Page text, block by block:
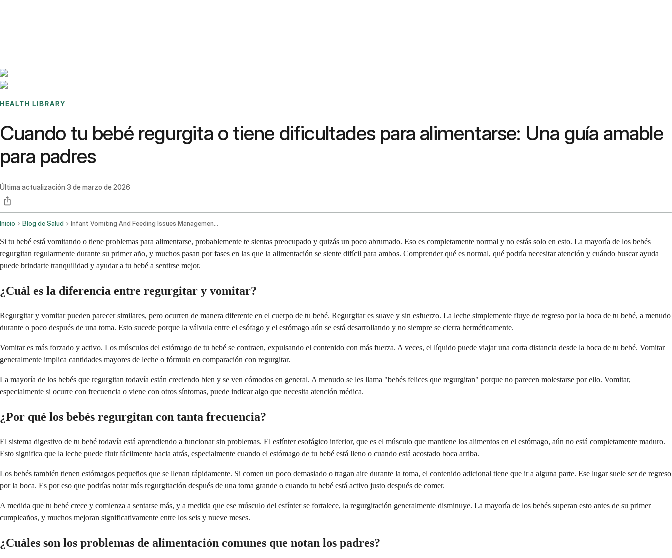
HEALTH LIBRARY
Cuando tu bebé regurgita o tiene dificultades para alimentarse: Una guía amable
para padres
Última actualización 3 de marzo de 2026
Inicio Blog de Salud Infant Vomiting And Feeding Issues Management And When To Seek Help
Si tu bebé está vomitando o tiene problemas para alimentarse, probablemente te sientas preocupado y quizás un poco abrumado. Eso es completamente normal y no estás solo en esto. La mayoría de los bebés
regurgitan regularmente durante su primer año, y muchos pasan por fases en las que la alimentación se siente difícil para ambos. Comprender qué es normal, qué podría necesitar atención y cuándo buscar ayuda
puede brindarte tranquilidad y ayudar a tu bebé a sentirse mejor.
¿Cuál es la diferencia entre regurgitar y vomitar?
Regurgitar y vomitar pueden parecer similares, pero ocurren de manera diferente en el cuerpo de tu bebé. Regurgitar es suave y sin esfuerzo. La leche simplemente fluye de regreso por la boca de tu bebé, a menudo
durante o poco después de una toma. Esto sucede porque la válvula entre el esófago y el estómago aún se está desarrollando y no siempre se cierra herméticamente.
Vomitar es más forzado y activo. Los músculos del estómago de tu bebé se contraen, expulsando el contenido con más fuerza. A veces, el líquido puede viajar una corta distancia desde la boca de tu bebé. Vomitar
generalmente implica cantidades mayores de leche o fórmula en comparación con regurgitar.
La mayoría de los bebés que regurgitan todavía están creciendo bien y se ven cómodos en general. A menudo se les llama "bebés felices que regurgitan" porque no parecen molestarse por ello. Vomitar,
especialmente si ocurre con frecuencia o viene con otros síntomas, puede indicar algo que necesita atención médica.
¿Por qué los bebés regurgitan con tanta frecuencia?
El sistema digestivo de tu bebé todavía está aprendiendo a funcionar sin problemas. El esfínter esofágico inferior, que es el músculo que mantiene los alimentos en el estómago, aún no está completamente maduro.
Esto significa que la leche puede fluir fácilmente hacia atrás, especialmente cuando el estómago de tu bebé está lleno o cuando está acostado boca arriba.
Los bebés también tienen estómagos pequeños que se llenan rápidamente. Si comen un poco demasiado o tragan aire durante la toma, el contenido adicional tiene que ir a alguna parte. Ese lugar suele ser de regreso
por la boca. Es por eso que podrías notar más regurgitación después de una toma grande o cuando tu bebé está activo justo después de comer.
A medida que tu bebé crece y comienza a sentarse más, y a medida que ese músculo del esfínter se fortalece, la regurgitación generalmente disminuye. La mayoría de los bebés superan esto antes de su primer
cumpleaños, y muchos mejoran significativamente entre los seis y nueve meses.
¿Cuáles son los problemas de alimentación comunes que notan los padres?